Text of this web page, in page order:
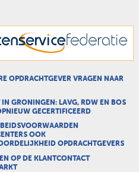
OPDRACHTGEVER VRAGEN NAAR
IN GRONINGEN: LAVG, RDW EN BOS
GECERTIFICEERD
OOK
OPDRACHTGEVERS
OP DE KLANTCONTACT